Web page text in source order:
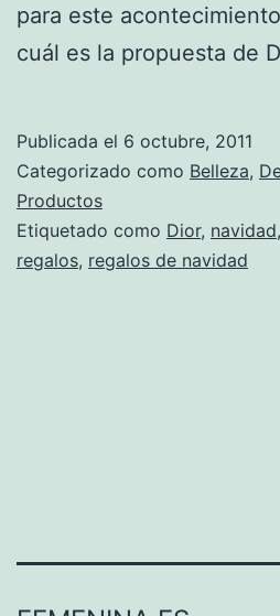
para este
cuál es la propuesta de
Publicada el 6 octubre, 2011
Categorizado como Belleza,
Productos
Etiquetado como Dior, navidad,
regalos, regalos de navidad